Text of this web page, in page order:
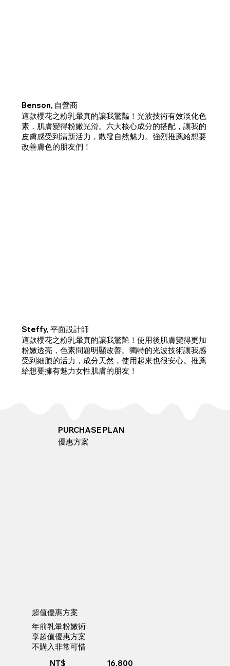
Benson, 自營商
這款櫻花之粉乳暈真的讓我驚豔！光波技術有效淡化色
素，肌膚變得粉嫩光滑。六大核心成分的搭配，讓我的
皮膚感受到清新活力，散發自然魅力。強烈推薦給想要
改善膚色的朋友們！
Steffy, 平面設計師
這款櫻花之粉乳暈真的讓我驚艷！使用後肌膚變得更加
粉嫩透亮，色素問題明顯改善。獨特的光波技術讓我感
受到細胞的活力，成分天然，使用起來也很安心。推薦
給想要擁有魅力女性肌膚的朋友！
PURCHASE PLAN
​優惠方案
超值優惠方案
年前乳暈粉嫩術
享超值優惠方案
不購入非常可惜
NT$
16,800